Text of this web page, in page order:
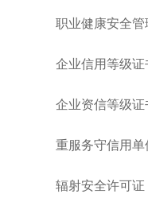
职业健康安全
企业信用等级证
企业资信等级证
重服务守信用单
辐射安全许可证